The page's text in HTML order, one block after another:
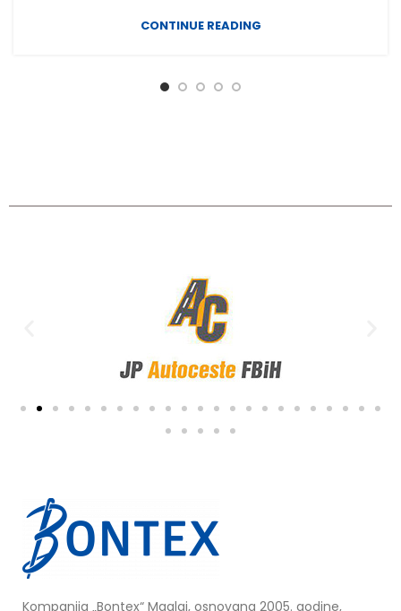
CONTINUE READING
Kompanija „Bontex“ Maglaj, osnovana 2005. godine,